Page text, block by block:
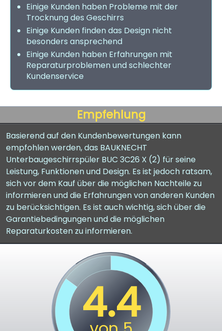
Einige Kunden haben Probleme mit der
Trocknung des Geschirrs
Einige Kunden finden das Design nicht
besonders ansprechend
Einige Kunden haben Erfahrungen mit
Reparaturproblemen und schlechter
Kundenservice
Empfehlung
Basierend auf den Kundenbewertungen kann
empfohlen werden, das BAUKNECHT
Unterbaugeschirrspüler BUC 3C26 X (2) für seine
Leistung, Funktionen und Design. Es ist jedoch ratsam,
sich vor dem Kauf über die möglichen Nachteile zu
informieren und die Erfahrungen von anderen Kunden
zu berücksichtigen. Es ist auch wichtig, sich über die
Garantiebedingungen und die möglichen
Reparaturkosten zu informieren.